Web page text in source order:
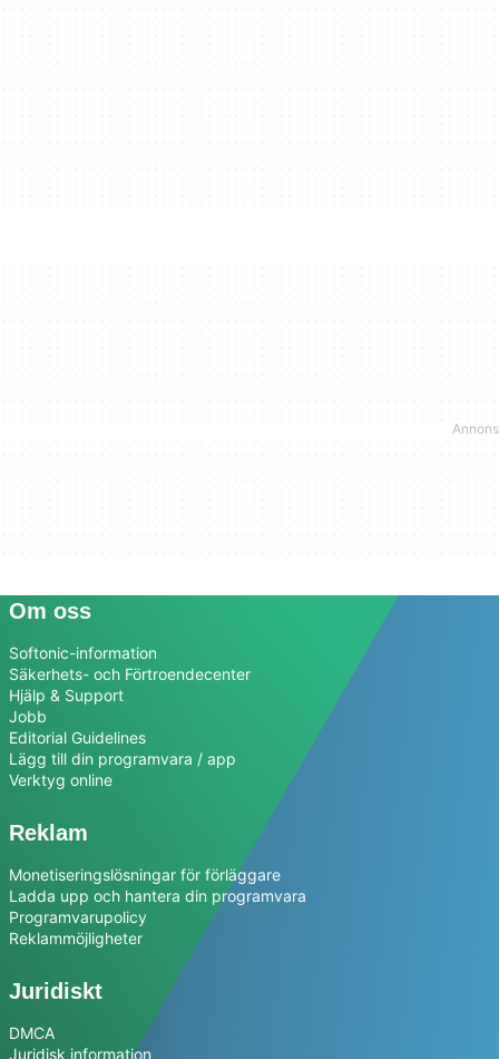
Om oss
Softonic-information
Säkerhets- och Förtroendecenter
Hjälp & Support
Jobb
Editorial Guidelines
Lägg till din programvara / app
Verktyg online
Reklam
Monetiseringslösningar för förläggare
Ladda upp och hantera din programvara
Programvarupolicy
Reklammöjligheter
Juridiskt
DMCA
Juridisk information